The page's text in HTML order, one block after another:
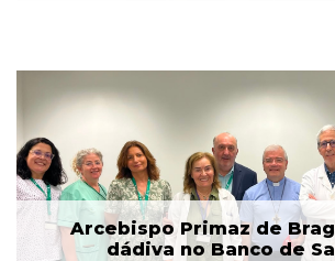
Arcebispo Primaz de
dádiva no Banco de